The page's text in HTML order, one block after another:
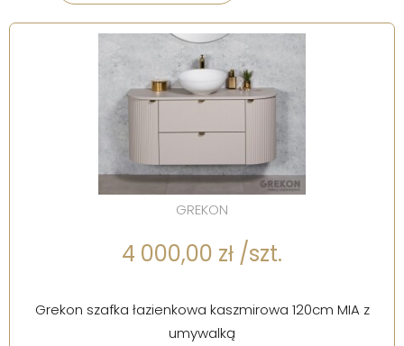
GREKON
4 000,00 zł /szt.
Grekon szafka łazienkowa kaszmirowa 120cm MIA z
umywalką